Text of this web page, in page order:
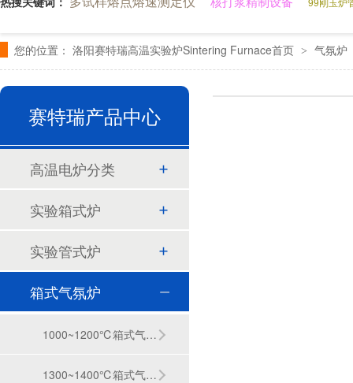
您的位置： 洛阳赛特瑞高温实验炉Sintering Furnace首页 > 气氛炉
赛特瑞产品中心
高温电炉分类
实验箱式炉
实验管式炉
箱式气氛炉
1000~1200℃箱式气氛炉（电阻丝）
1300~1400℃箱式气氛炉（SiC ）